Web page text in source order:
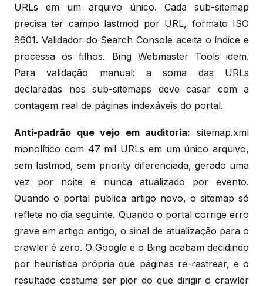
URLs em um arquivo único. Cada sub-sitemap
precisa ter campo lastmod por URL, formato ISO
8601. Validador do Search Console aceita o índice e
processa os filhos. Bing Webmaster Tools idem.
Para validação manual: a soma das URLs
declaradas nos sub-sitemaps deve casar com a
contagem real de páginas indexáveis do portal.
Anti-padrão que vejo em auditoria: sitemap.xml
monolítico com 47 mil URLs em um único arquivo,
sem lastmod, sem priority diferenciada, gerado uma
vez por noite e nunca atualizado por evento.
Quando o portal publica artigo novo, o sitemap só
reflete no dia seguinte. Quando o portal corrige erro
grave em artigo antigo, o sinal de atualização para o
crawler é zero. O Google e o Bing acabam decidindo
por heurística própria que páginas re-rastrear, e o
resultado costuma ser pior do que dirigir o crawler